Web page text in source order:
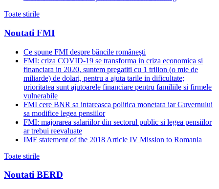
Toate stirile
Noutati FMI
Ce spune FMI despre băncile românești
FMI: criza COVID-19 se transforma in criza economica si
financiara in 2020, suntem pregatiti cu 1 trilion (o mie de
miliarde) de dolari, pentru a ajuta tarile in dificultate;
prioritatea sunt ajutoarele financiare pentru familiile si firmele
vulnerabile
FMI cere BNR sa intareasca politica monetara iar Guvernului
sa modifice legea pensiilor
FMI: majorarea salariilor din sectorul public si legea pensiilor
ar trebui reevaluate
IMF statement of the 2018 Article IV Mission to Romania
Toate stirile
Noutati BERD